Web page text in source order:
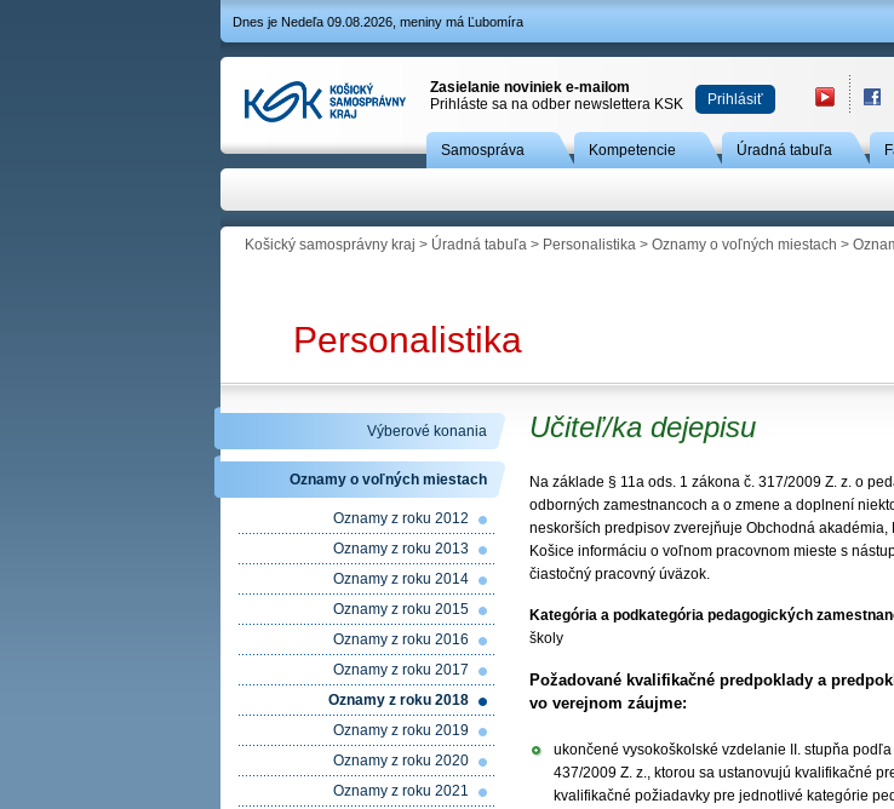
Dnes je Nedeľa 09.08.2026, meniny má Ľubomíra
Zasielanie noviniek e-mailom
Prihláste sa na odber newslettera KSK
Prihlásiť
Samospráva Kompetencie Úradná tabuľa
Košický samosprávny kraj > Úradná tabuľa > Personalistika > Oznamy o voľných miestach >
Personalistika
Učiteľ/ka dejepisu
Na základe § 11a ods. 1 zákona č. 317/2009 Z. z. o
odborných zamestnancoch a o zmene a doplnení
neskorších predpisov zverejňuje Obchodná akadémia,
Košice informáciu o voľnom pracovnom mieste s
čiastočný pracovný úväzok.
Kategória a podkategória pedagogických
školy
Požadované kvalifikačné predpoklady a
vo verejnom záujme:
ukončené vysokoškolské vzdelanie II. stupňa
437/2009 Z. z., ktorou sa ustanovujú kvalifikačné
kvalifikačné požiadavky pre jednotlivé kategórie
Výberové konania
Oznamy o voľných miestach
Oznamy z roku 2012
Oznamy z roku 2013
Oznamy z roku 2014
Oznamy z roku 2015
Oznamy z roku 2016
Oznamy z roku 2017
Oznamy z roku 2018
Oznamy z roku 2019
Oznamy z roku 2020
Oznamy z roku 2021